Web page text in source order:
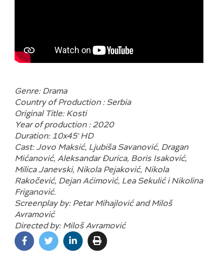
Genre: Drama
Country of Production : Serbia
Original Title: Kosti
Year of production : 2020
Duration: 10x45' HD
Cast: Jovo Maksić, Ljubiša Savanović, Dragan
Mićanović, Aleksandar Đurica, Boris Isaković,
Milica Janevski, Nikola Pejaković, Nikola
Rakočević, Dejan Aćimović, Lea Sekulić i Nikolina
Friganović.
Screenplay by: Petar Mihajlović and Miloš
Avramović
Directed by: Miloš Avramović